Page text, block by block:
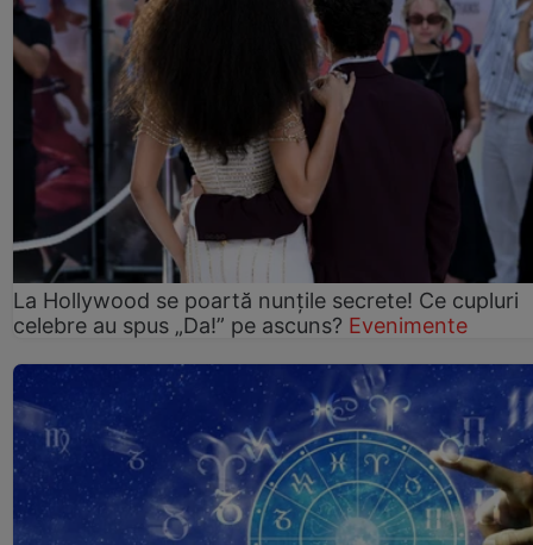
La Hollywood se poartă nunțile secrete! Ce cupluri
celebre au spus „Da!” pe ascuns? Evenimente